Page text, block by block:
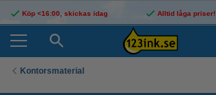
Köp <16:00, skickas idag Alltid låga priser!
Kontorsmaterial